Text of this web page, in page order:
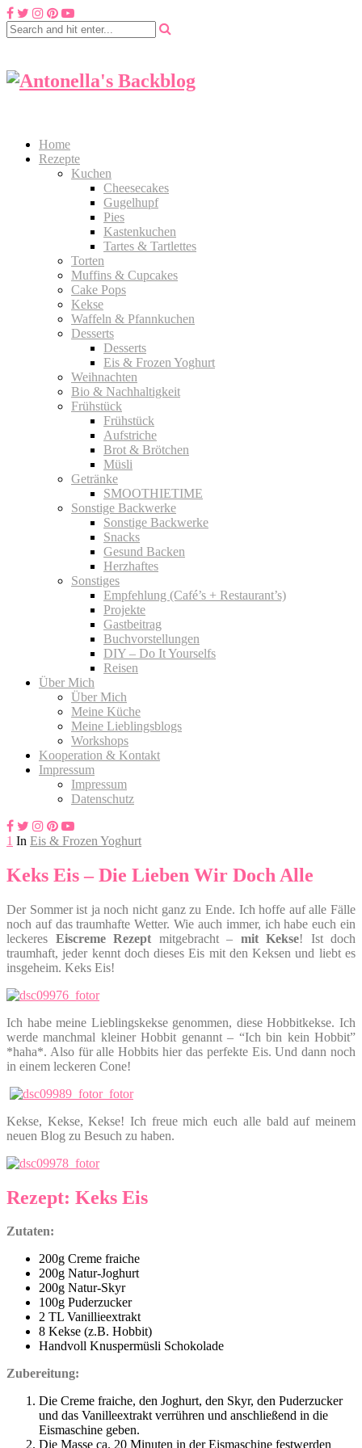
Home
Rezepte
Kuchen
Cheesecakes
Gugelhupf
Pies
Kastenkuchen
Tartes & Tartlettes
Torten
Muffins & Cupcakes
Cake Pops
Kekse
Waffeln & Pfannkuchen
Desserts
Desserts
Eis & Frozen Yoghurt
Weihnachten
Bio & Nachhaltigkeit
Frühstück
Frühstück
Aufstriche
Brot & Brötchen
Müsli
Getränke
SMOOTHIETIME
Sonstige Backwerke
Sonstige Backwerke
Snacks
Gesund Backen
Herzhaftes
Sonstiges
Empfehlung (Café’s + Restaurant’s)
Projekte
Gastbeitrag
Buchvorstellungen
DIY – Do It Yourselfs
Reisen
Über Mich
Über Mich
Meine Küche
Meine Lieblingsblogs
Workshops
Kooperation & Kontakt
Impressum
Impressum
Datenschutz
1 In Eis & Frozen Yoghurt
Keks Eis – Die Lieben Wir Doch Alle
Der Sommer ist ja noch nicht ganz zu Ende. Ich hoffe auf alle Fälle
noch auf das traumhafte Wetter. Wie auch immer, ich habe euch ein
leckeres Eiscreme Rezept mitgebracht – mit Kekse! Ist doch
traumhaft, jeder kennt doch dieses Eis mit den Keksen und liebt es
insgeheim. Keks Eis!
Ich habe meine Lieblingskekse genommen, diese Hobbitkekse. Ich
werde manchmal kleiner Hobbit genannt – “Ich bin kein Hobbit”
*haha*. Also für alle Hobbits hier das perfekte Eis. Und dann noch
in einem leckeren Cone!
Kekse, Kekse, Kekse! Ich freue mich euch alle bald auf meinem
neuen Blog zu Besuch zu haben.
Rezept: Keks Eis
Zutaten:
200g Creme fraiche
200g Natur-Joghurt
200g Natur-Skyr
100g Puderzucker
2 TL Vanillieextrakt
8 Kekse (z.B. Hobbit)
Handvoll Knuspermüsli Schokolade
Zubereitung:
Die Creme fraiche, den Joghurt, den Skyr, den Puderzucker
und das Vanilleextrakt verrühren und anschließend in die
Eismaschine geben.
Die Masse ca. 20 Minuten in der Eismaschine festwerden